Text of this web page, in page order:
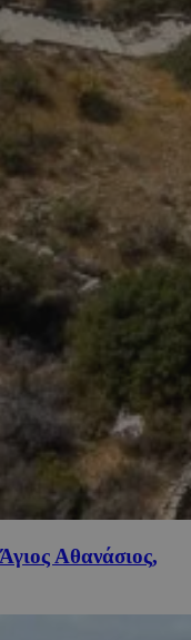
Αθανάσιος,